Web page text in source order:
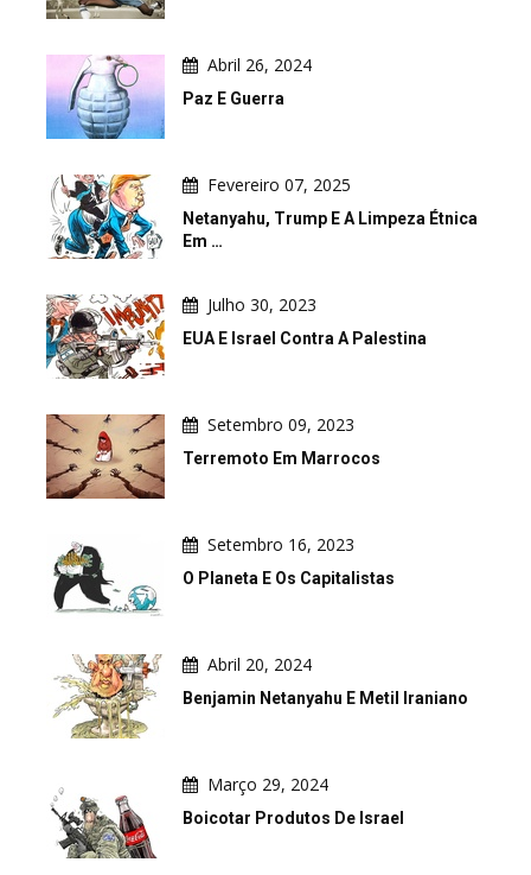
Abril 26, 2024
Paz E Guerra
Fevereiro 07, 2025
Netanyahu, Trump E A Limpeza Étnica
Em …
Julho 30, 2023
EUA E Israel Contra A Palestina
Setembro 09, 2023
Terremoto Em Marrocos
Setembro 16, 2023
O Planeta E Os Capitalistas
Abril 20, 2024
Benjamin Netanyahu E Metil Iraniano
Março 29, 2024
Boicotar Produtos De Israel